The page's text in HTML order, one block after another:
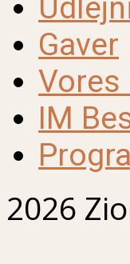
Gaver
IM
2026